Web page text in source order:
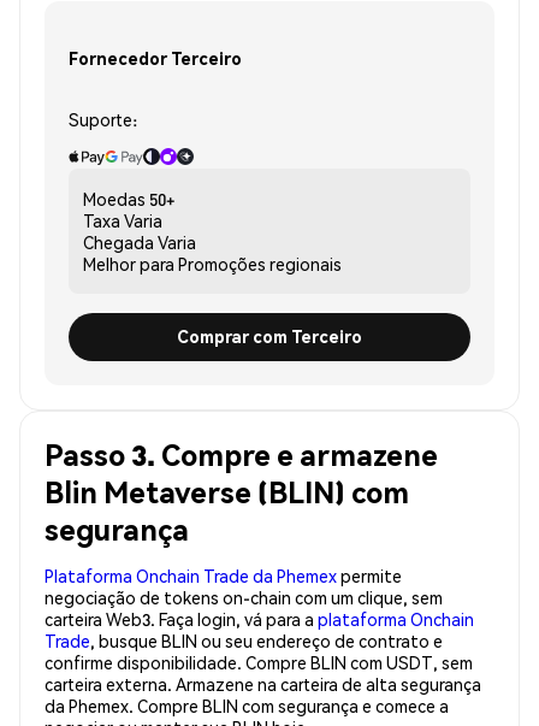
Fornecedor Terceiro
Suporte:
Moedas 50+
Taxa Varia
Chegada Varia
Melhor para Promoções regionais
Comprar com Terceiro
Passo 3. Compre e armazene
Blin Metaverse (BLIN) com
segurança
Plataforma Onchain Trade da Phemexpermite
negociação de tokens on-chain com um clique, sem
carteira Web3. Faça login, vá para a plataforma Onchain
Trade, busque BLIN ou seu endereço de contrato e
confirme disponibilidade. Compre BLIN com USDT, sem
carteira externa. Armazene na carteira de alta segurança
da Phemex. Compre BLIN com segurança e comece a